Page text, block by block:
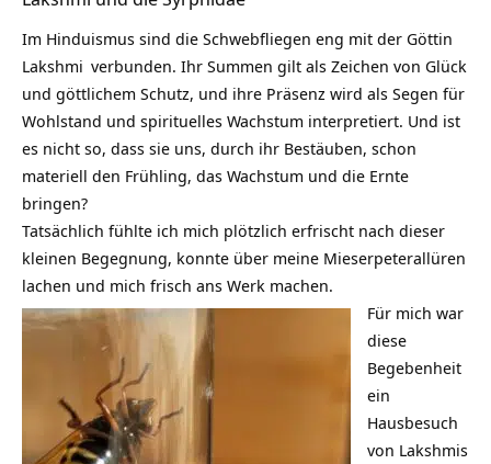
Im Hinduismus sind die Schwebfliegen eng mit der Göttin
Lakshmi verbunden. Ihr Summen gilt als Zeichen von Glück
und göttlichem Schutz, und ihre Präsenz wird als Segen für
Wohlstand und spirituelles Wachstum interpretiert. Und ist
es nicht so, dass sie uns, durch ihr Bestäuben, schon
materiell den Frühling, das Wachstum und die Ernte
bringen?
Tatsächlich fühlte ich mich plötzlich erfrischt nach dieser
kleinen Begegnung, konnte über meine Mieserpeterallüren
lachen und mich frisch ans Werk machen.
Für mich war
diese
Begebenheit
ein
Hausbesuch
von Lakshmis